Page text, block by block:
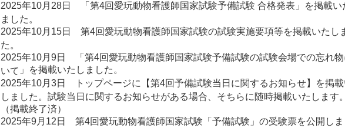
2025年10月28日 「 第4回愛玩動物看護師国家試験予備試験 合格発表 」を掲載い
ました。
2025年10月 15日 第4回愛玩動物看護師国家試験の試験実施要項等を掲載いたし
た。
2025年10月9日 「 第4回愛玩動物看護師国家試験予備試験の試験会場での忘れ
いて 」 を掲載いたしました。
2025年10月3日 トップページに【第4回予備試験当日に関するお知らせ】を掲載
しました。試験当日に関するお知らせがある場合、そちらに随時掲載いたします。
（掲載終了済）
2025年9月12日 第4回愛玩動物看護師国家試験「予備試験」 の受験票を公開しま